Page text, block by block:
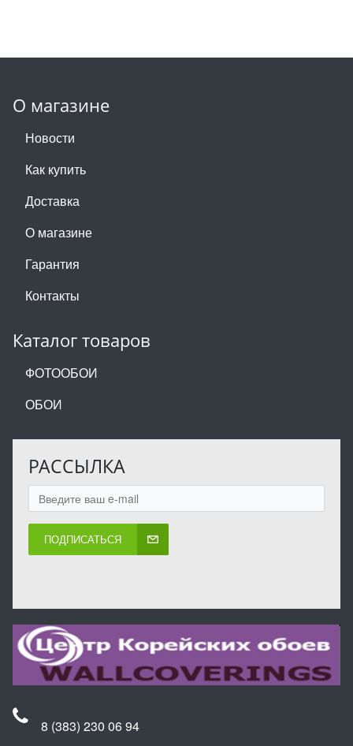
О магазине
Новости
Как купить
Доставка
О магазине
Гарантия
Контакты
Каталог товаров
ФОТООБОИ
ОБОИ
РАССЫЛКА
ПОДПИСАТЬСЯ
8 (383) 230 06 94